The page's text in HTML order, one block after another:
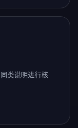
类说明进行核